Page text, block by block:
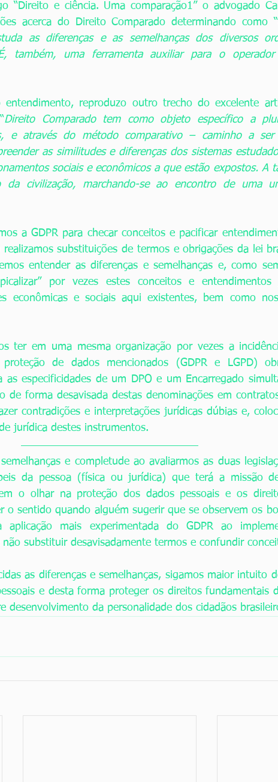
“Direito e ciência. Uma comparação1” o advogado
acerca do Direito Comparado determinando como “
as diferenças e as semelhanças dos diversos
também, uma ferramenta auxiliar para o
reproduzo outro trecho do excelente
Direito Comparado tem como objeto específico a
e através do método comparativo – caminho a
as similitudes e diferenças dos sistemas
sociais e econômicos a que estão expostos. A
da civilização, marchando-se ao encontro de uma
a GDPR para checar conceitos e pacificar
realizamos substituições de termos e obrigações da lei
entender as diferenças e semelhanças e, como
por vezes estes conceitos e entendimentos
econômicas e sociais aqui existentes, bem como
ter em uma mesma organização por vezes a
de dados mencionados (GDPR e LGPD)
as especificidades de um DPO e um Encarregado
de forma desavisada destas denominações em
contradições e interpretações jurídicas dúbias e,
jurídica destes instrumentos.
e completude ao avaliarmos as duas
da pessoa (física ou jurídica) que terá a missão
o olhar na proteção dos dados pessoais e os
o sentido quando alguém sugerir que se observem os
aplicação mais experimentada do GDPR ao
substituir desavisadamente termos e confundir
as diferenças e semelhanças, sigamos maior intuito
e desta forma proteger os direitos fundamentais
desenvolvimento da personalidade dos cidadãos